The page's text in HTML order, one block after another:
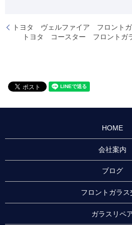
トヨタ ヴェルファイア フロント
トヨタ コースター フロント
HOME
会社案内
ブログ
フロントガラス
ガラスリペ